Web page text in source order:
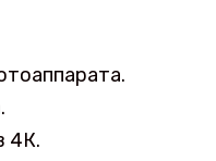
4К.